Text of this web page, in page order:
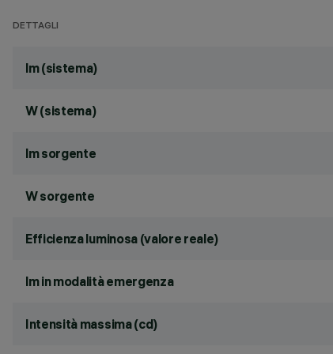
DETTAGLI
lm (sistema)
W (sistema)
lm sorgente
W sorgente
Efficienza luminosa (valore reale)
lm in modalità emergenza
Intensità massima (cd)